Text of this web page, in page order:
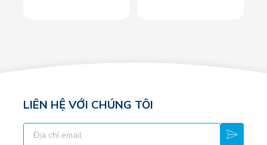
LIÊN HỆ VỚI CHÚNG TÔI